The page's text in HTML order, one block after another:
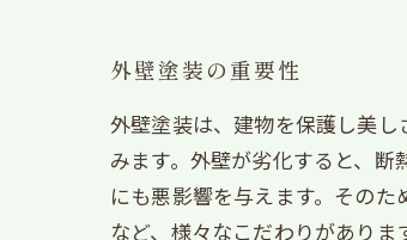
外壁塗装の重要性
外壁塗装は、建物を保護し美
みます。外壁が劣化すると、
にも悪影響を与えます。その
など、様々なこだわりがあり